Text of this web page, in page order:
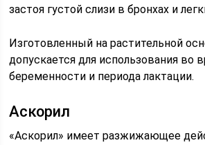
застоя густой слизи в бронхах и
Изготовленный на растительной
допускается для использования во
беременности и периода лактации.
Аскорил
«Аскорил» имеет разжижающее